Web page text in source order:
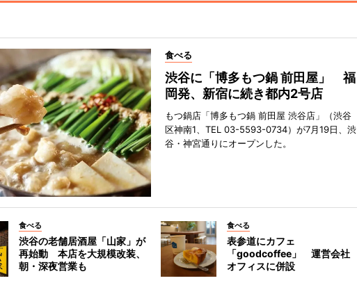
食べる
渋谷に「博多もつ鍋 前田屋」 福
岡発、新宿に続き都内2号店
もつ鍋店「博多もつ鍋 前田屋 渋谷店」（渋谷
区神南1、TEL 03-5593-0734）が7月19日、渋
谷・神宮通りにオープンした。
食べる
渋谷の老舗居酒屋「山家」が
再始動 本店を大規模改装、
朝・深夜営業も
食べる
表参道にカフェ
「goodcoffee」 運営会社
オフィスに併設